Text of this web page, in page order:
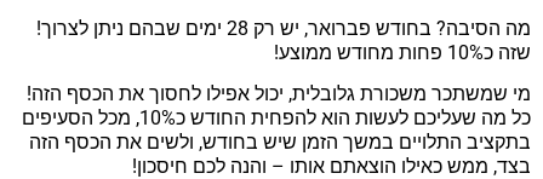
מה הסיבה? בחודש פברואר, יש רק 28 ימים שבהם ניתן לצרוך!
שזה כ10% פחות מחודש ממוצע!
מי שמשתכר משכורת גלובלית, יכול אפילו לחסוך את הכסף הזה!
כל מה שעליכם לעשות הוא להפחית החודש כ10%, מכל הסעיפים
בתקציב התלויים במשך הזמן שיש בחודש, ולשים את הכסף הזה
בצד, ממש כאילו הוצאתם אותו – והנה לכם חיסכון!